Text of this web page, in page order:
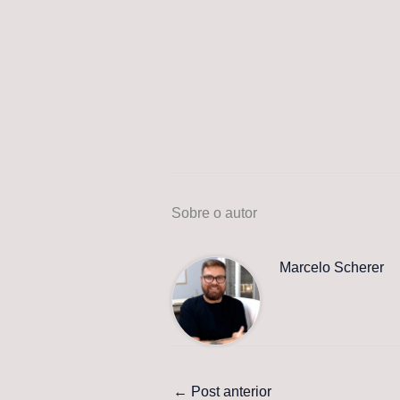
Sobre o autor
Marcelo Scherer
← Post anterior